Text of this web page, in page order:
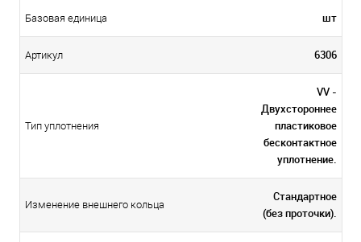
Базовая единица шт
Артикул 6306
Тип уплотнения
VV -
Двухстороннее
пластиковое
бесконтактное
уплотнение.
Изменение внешнего кольца
Стандартное
(без проточки).